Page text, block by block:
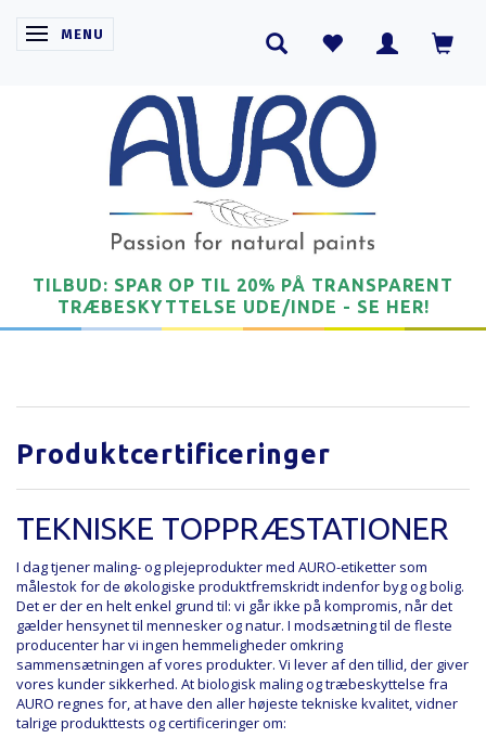
SKIFTE NAVIGATION
MENU
TILBUD: SPAR OP TIL 20% PÅ TRANSPARENT
TRÆBESKYTTELSE UDE/INDE - SE HER!
Produktcertificeringer
TEKNISKE TOPPRÆSTATIONER
I dag tjener maling- og plejeprodukter med AURO-etiketter som
målestok for de økologiske produktfremskridt indenfor byg og bolig.
Det er der en helt enkel grund til: vi går ikke på kompromis, når det
gælder hensynet til mennesker og natur. I modsætning til de fleste
producenter har vi ingen hemmeligheder omkring
sammensætningen af vores produkter. Vi lever af den tillid, der giver
vores kunder sikkerhed. At biologisk maling og træbeskyttelse fra
AURO regnes for, at have den aller højeste tekniske kvalitet, vidner
talrige produkttests og certificeringer om: